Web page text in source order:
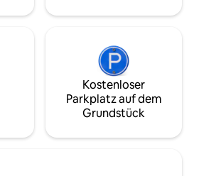
zu veranstalten.
für die
Grünflächen, mit
Parkplätzen.
Kostenloser
Parkplatz auf dem
Grundstück